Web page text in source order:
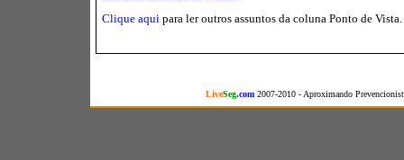
Clique aqui para ler outros assuntos da coluna Ponto de Vista.
LiveSeg.com2007-2010 - Aproximando